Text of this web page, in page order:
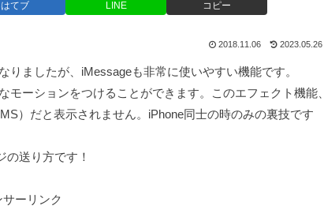
はてブ LINE コピー
2018.11.06 2023.05.26
ましたが、iMessageも非常に使いやすい機能です。
ーションをつけることができます。このエフェクト機能、
）だと表示されません。iPhone同士の時のみの裏技です
送り方です！
サーリンク